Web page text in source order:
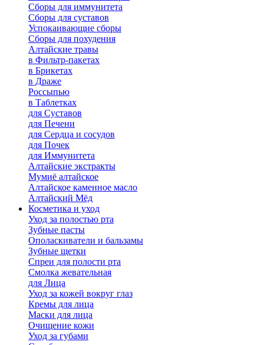
Сборы для иммунитета
Сборы для суставов
Успокаивающие сборы
Сборы для похудения
Алтайские травы
в Фильтр-пакетах
в Брикетах
в Драже
Россыпью
в Таблетках
для Cуставов
для Печени
для Сердца и сосудов
для Почек
для Иммунитета
Алтайские экстракты
Мумиё алтайское
Алтайское каменное масло
Алтайский Мёд
Косметика и уход
Уход за полостью рта
Зубные пасты
Ополаскиватели и бальзамы
Зубные щетки
Спреи для полости рта
Смолка жевательная
для Лица
Уход за кожей вокруг глаз
Кремы для лица
Маски для лица
Очищение кожи
Уход за губами